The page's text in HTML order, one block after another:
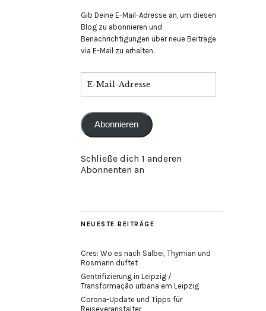
Gib Deine E-Mail-Adresse an, um diesen
Blog zu abonnieren und
Benachrichtigungen über neue Beiträge
via E-Mail zu erhalten.
Mail-
Abonnieren
Schließe dich 1 anderen
Abonnenten an
NEUESTE BEITRÄGE
Cres: Wo es nach Salbei, Thymian und
Rosmarin duftet
Gentrifizierung in Leipzig /
Transformação urbana em Leipzig
Corona-Update und Tipps für
Reiseveranstalter